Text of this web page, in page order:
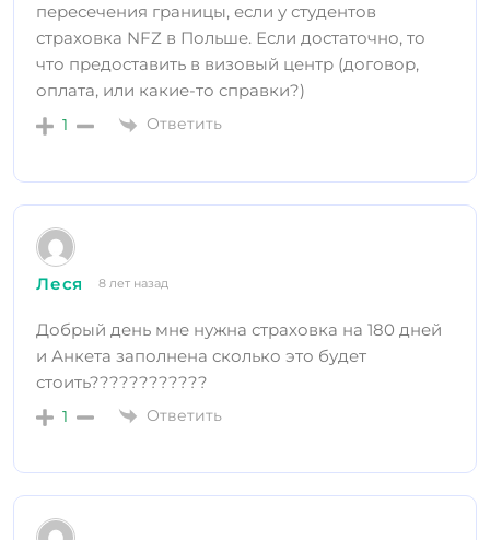
пересечения границы, если у студентов
страховка NFZ в Польше. Если достаточно, то
что предоставить в визовый центр (договор,
оплата, или какие-то справки?)
1 Ответить
Леся 8 лет назад
Добрый день мне нужна страховка на 180 дней
и Анкета заполнена сколько это будет
стоить????????????
1 Ответить